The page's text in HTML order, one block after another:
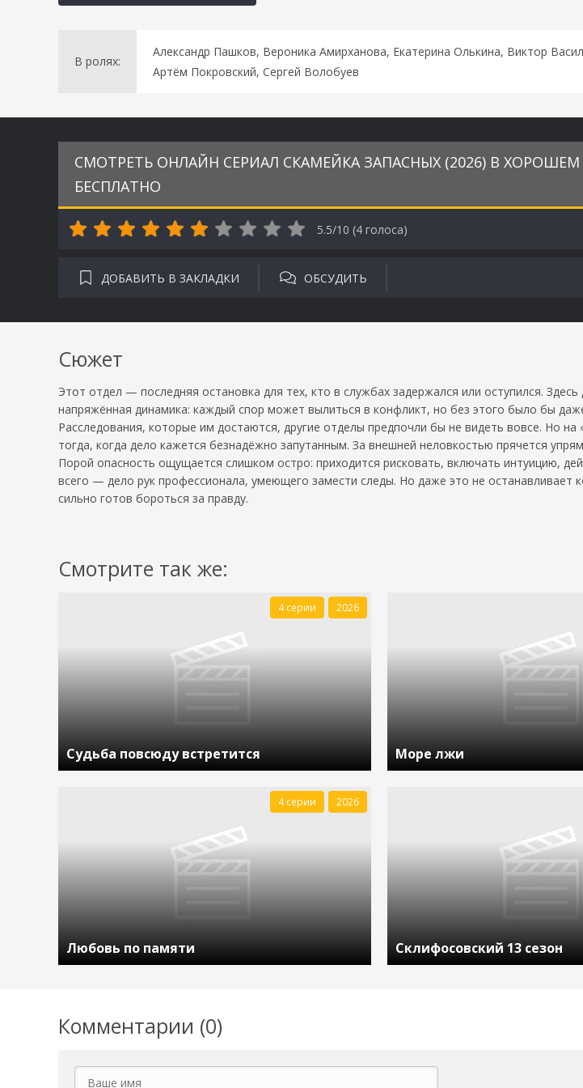
В ролях:
Александр Пашков, Вероника Амирханова, Екатерина Олькина, Виктор
Артём Покровский, Сергей Волобуев
СМОТРЕТЬ ОНЛАЙН СЕРИАЛ СКАМЕЙКА ЗАПАСНЫХ (2026) В ХОРОШЕМ
БЕСПЛАТНО
5.5/10 (4 голоса)
ДОБАВИТЬ В ЗАКЛАДКИ ОБСУДИТЬ
Сюжет
Этот отдел — последняя остановка для тех, кто в службах задержался или оступился.
напряжённая динамика: каждый спор может вылиться в конфликт, но без этого было бы
Расследования, которые им достаются, другие отделы предпочли бы не видеть вовсе. Но
тогда, когда дело кажется безнадёжно запутанным. За внешней неловкостью прячется
Порой опасность ощущается слишком остро: приходится рисковать, включать интуицию,
всего — дело рук профессионала, умеющего замести следы. Но даже это не
сильно готов бороться за правду.
Смотрите так же:
Судьба повсюду встретится
4 серии 2026
Море лжи
Любовь по памяти
4 серии 2026
Склифосовский 13 сезон
Комментарии (0)